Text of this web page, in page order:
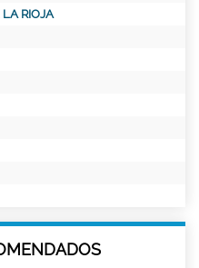
RIOJA